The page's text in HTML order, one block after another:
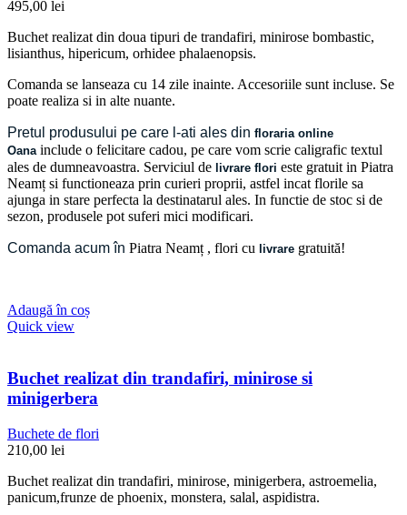
495,00 lei
Buchet realizat din doua tipuri de trandafiri, minirose bombastic,
lisianthus, hipericum, orhidee phalaenopsis.
Comanda se lanseaza cu 14 zile inainte. Accesoriile sunt incluse. Se
poate realiza si in alte nuante.
Pretul produsului pe care l-ati ales din floraria online
Oana include o felicitare cadou, pe care vom scrie caligrafic textul
ales de dumneavoastra. Serviciul de livrare flori este gratuit in Piatra
Neamț si functioneaza prin curieri proprii, astfel incat florile sa
ajunga in stare perfecta la destinatarul ales. In functie de stoc si de
sezon, produsele pot suferi mici modificari.
Comanda acum în Piatra Neamț , flori cu livrare gratuită!
Adaugă în coș
Quick view
Buchet realizat din trandafiri, minirose si
minigerbera
Buchete de flori
210,00 lei
Buchet realizat din trandafiri, minirose, minigerbera, astroemelia,
panicum,frunze de phoenix, monstera, salal, aspidistra.